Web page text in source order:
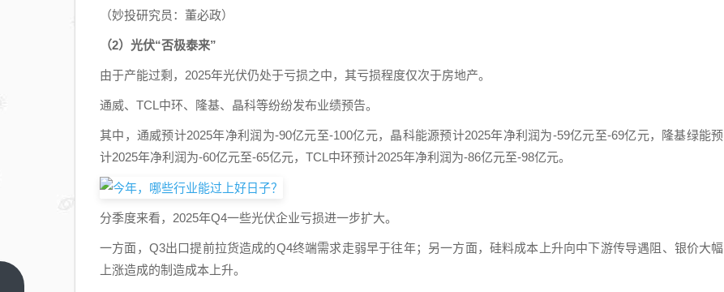
（妙投研究员：董必政）
（2）光伏“否极泰来”
由于产能过剩，2025年光伏仍处于亏损之中，其亏损程度仅次于房地产。
通威、TCL中环、隆基、晶科等纷纷发布业绩预告。
其中，通威预计2025年净利润为-90亿元至-100亿元，晶科能源预计2025年净利润为-59亿元至-69亿元，隆基绿能预
计2025年净利润为-60亿元至-65亿元，TCL中环预计2025年净利润为-86亿元至-98亿元。
分季度来看，2025年Q4一些光伏企业亏损进一步扩大。
一方面，Q3出口提前拉货造成的Q4终端需求走弱早于往年；另一方面，硅料成本上升向中下游传导遇阻、银价大幅
上涨造成的制造成本上升。